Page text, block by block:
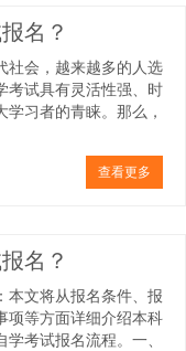
名？
社会，越来越多的人选
考试具有灵活性强、时
习者的青睐。那么，
查看更多
名？
本文将从报名条件、报
项等方面详细介绍本科
考试报名流程。一、